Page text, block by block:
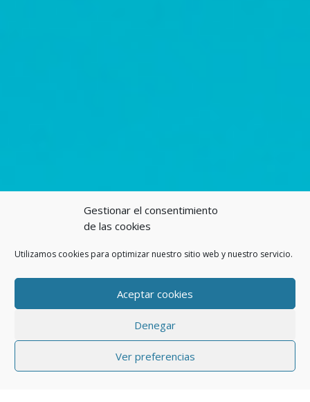
Gestionar el consentimiento
de las cookies
Utilizamos cookies para optimizar nuestro sitio web y nuestro servicio.
Aceptar cookies
Denegar
Ver preferencias